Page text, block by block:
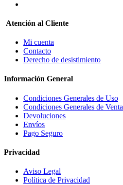
Atención al Cliente
Mi cuenta
Contacto
Derecho de desistimiento
Información General
Condiciones Generales de Uso
Condiciones Generales de Venta
Devoluciones
Envíos
Pago Seguro
Privacidad
Aviso Legal
Política de Privacidad